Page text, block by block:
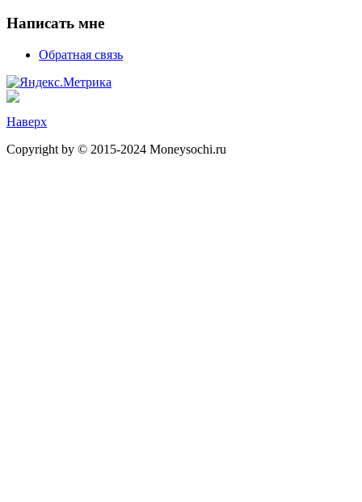
Написать мне
Обратная связь
Наверх
Copyright by © 2015-2024 Moneysochi.ru